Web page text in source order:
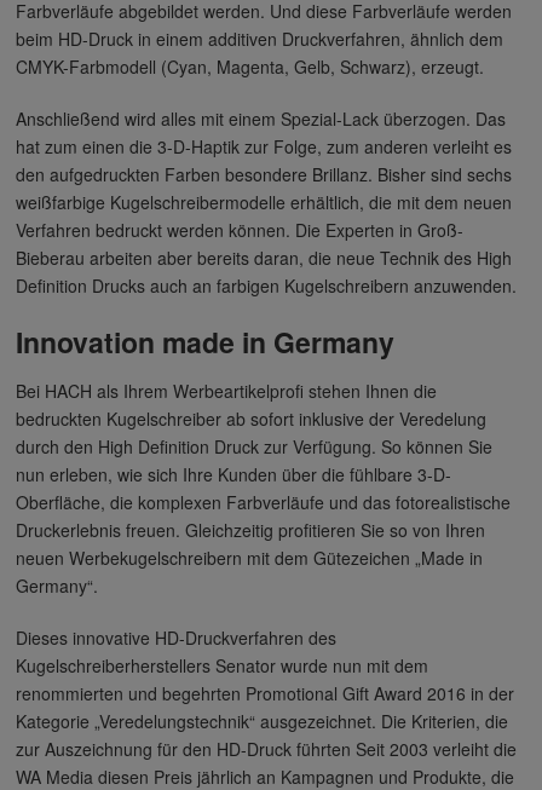
Farbverläufe abgebildet werden. Und diese Farbverläufe werden
beim HD-Druck in einem additiven Druckverfahren, ähnlich dem
CMYK-Farbmodell (Cyan, Magenta, Gelb, Schwarz), erzeugt.
Anschließend wird alles mit einem Spezial-Lack überzogen. Das
hat zum einen die 3-D-Haptik zur Folge, zum anderen verleiht es
den aufgedruckten Farben besondere Brillanz. Bisher sind sechs
weißfarbige Kugelschreibermodelle erhältlich, die mit dem neuen
Verfahren bedruckt werden können. Die Experten in Groß-
Bieberau arbeiten aber bereits daran, die neue Technik des High
Definition Drucks auch an farbigen Kugelschreibern anzuwenden.
Innovation made in Germany
Bei HACH als Ihrem Werbeartikelprofi stehen Ihnen die
bedruckten Kugelschreiber ab sofort inklusive der Veredelung
durch den High Definition Druck zur Verfügung. So können Sie
nun erleben, wie sich Ihre Kunden über die fühlbare 3-D-
Oberfläche, die komplexen Farbverläufe und das fotorealistische
Druckerlebnis freuen. Gleichzeitig profitieren Sie so von Ihren
neuen Werbekugelschreibern mit dem Gütezeichen „Made in
Germany“.
Dieses innovative HD-Druckverfahren des
Kugelschreiberherstellers Senator wurde nun mit dem
renommierten und begehrten Promotional Gift Award 2016 in der
Kategorie „Veredelungstechnik“ ausgezeichnet. Die Kriterien, die
zur Auszeichnung für den HD-Druck führten Seit 2003 verleiht die
WA Media diesen Preis jährlich an Kampagnen und Produkte, die